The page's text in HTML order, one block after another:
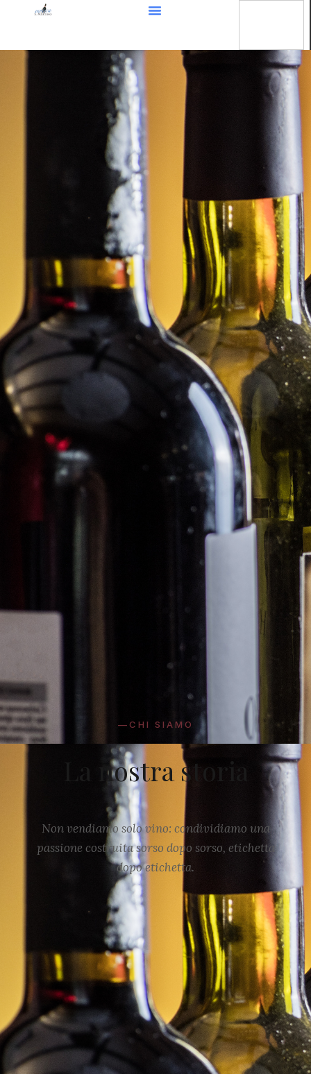
—CHI SIAMO
La nostra storia
Non vendiamo solo vino: condividiamo una
passione costruita sorso dopo sorso, etichetta
dopo etichetta.